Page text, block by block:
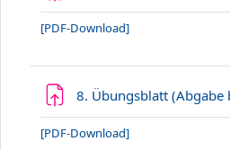
[PDF-Download]
8. Übungsblatt
[PDF-Download]